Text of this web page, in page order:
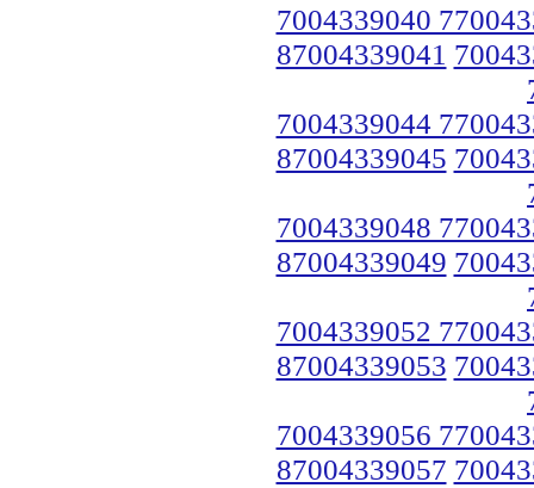
7004339040
87004339041
7004339044
87004339045
7004339048
87004339049
7004339052
87004339053
7004339056
87004339057